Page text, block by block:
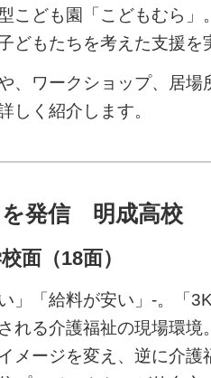
こども園「こどもむら」
どもたちを考えた支援を
、ワークショップ、居
しく紹介します。
を発信 明成高校
面（18面）
」「給料が安い」-。「
れる介護福祉の現場環
メージを変え、逆に介護